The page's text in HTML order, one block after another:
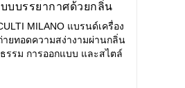
บบรรยากาศด้วยกลิ่น
อันโดดเด่นอย่างลงตัว
MILANO แบรนด์เครื่อง
ยทอดความสง่างามผ่านกลิ่น
รม การออกแบบ และสไตล์
ระดับลักชัวรีดีไซน์เอกลักษณ์